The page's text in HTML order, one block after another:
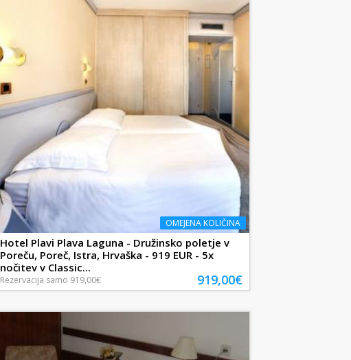
OMEJENA KOLIČINA
Hotel Plavi Plava Laguna - Družinsko poletje v
Poreču, Poreč, Istra, Hrvaška - 919 EUR - 5x
nočitev v Classic...
Rezervacija samo 919,00€ 919,00€